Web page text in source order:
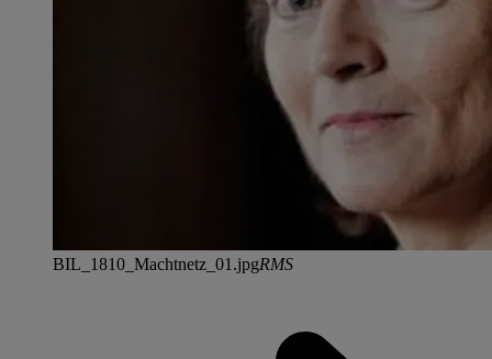
BIL_1810_Machtnetz_01.jpgRMS